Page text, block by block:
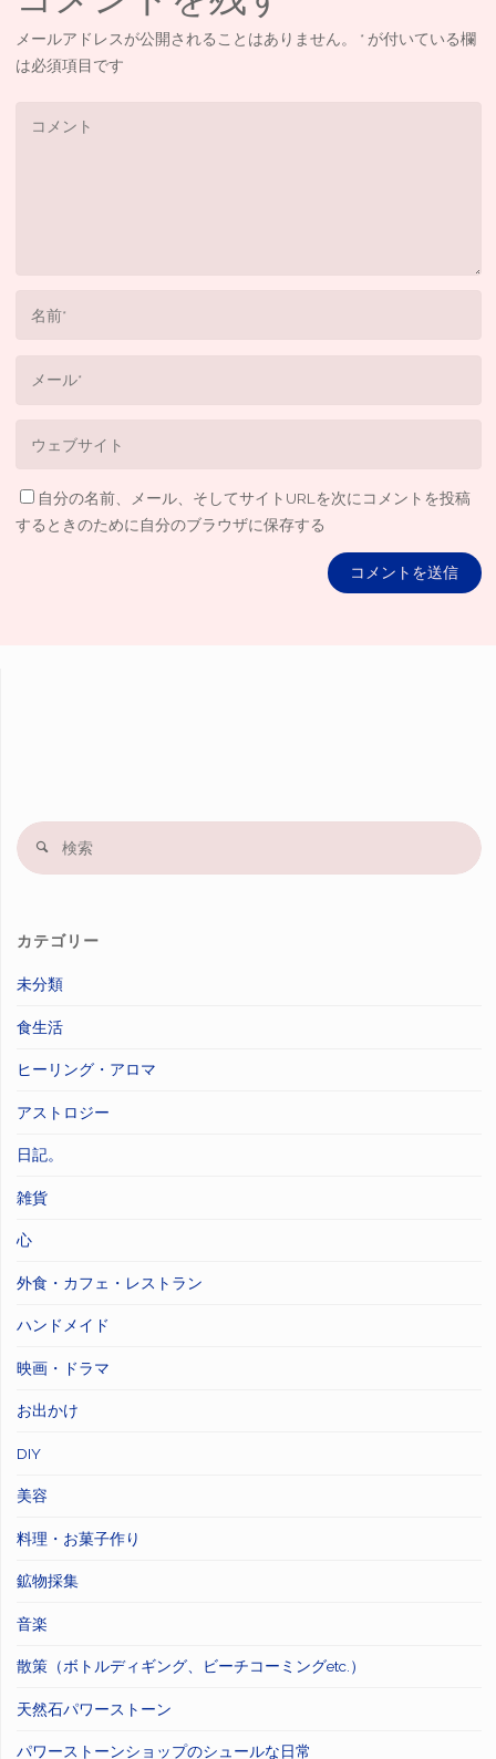
メールアドレスが公開されることはありません。 * が付いている欄
は必須項目です
自分の名前、メール、そしてサイトURLを次にコメントを投稿
するときのために自分のブラウザに保存する
検
カテゴリー
未分類
食生活
ヒーリング・アロマ
アストロジー
日記。
雑貨
心
外食・カフェ・レストラン
ハンドメイド
映画・ドラマ
お出かけ
DIY
美容
料理・お菓子作り
鉱物採集
音楽
散策（ボトルディギング、ビーチコーミングetc.）
天然石パワーストーン
パワーストーンショップのシュールな日常